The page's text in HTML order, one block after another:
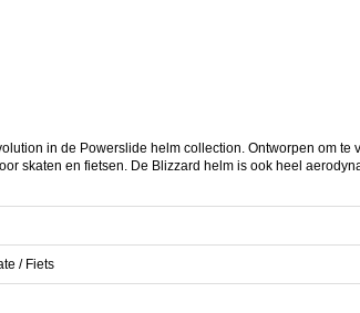
in de Powerslide helm collection. Ontworpen om te
skaten en fietsen. De Blizzard helm is ook heel
/ Fiets